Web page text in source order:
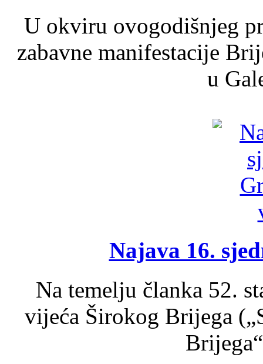
U okviru ovogodišnjeg
zabavne manifestacije
u
Najava 16.
Na temelju članka 52.
vijeća Širokog Brijega